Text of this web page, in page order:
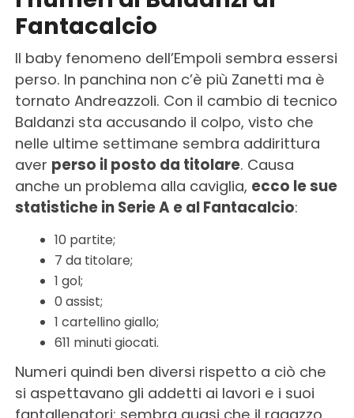
Fantacalcio
Il baby fenomeno dell’Empoli sembra essersi
perso. In panchina non c’è più Zanetti ma è
tornato Andreazzoli. Con il cambio di tecnico
Baldanzi sta accusando il colpo, visto che
nelle ultime settimane sembra addirittura
aver perso il posto da titolare. Causa
anche un problema alla caviglia, ecco le sue
statistiche in Serie A e al Fantacalcio:
10 partite;
7 da titolare;
1 gol;
0 assist;
1 cartellino giallo;
611 minuti giocati.
Numeri quindi ben diversi rispetto a ciò che
si aspettavano gli addetti ai lavori e i suoi